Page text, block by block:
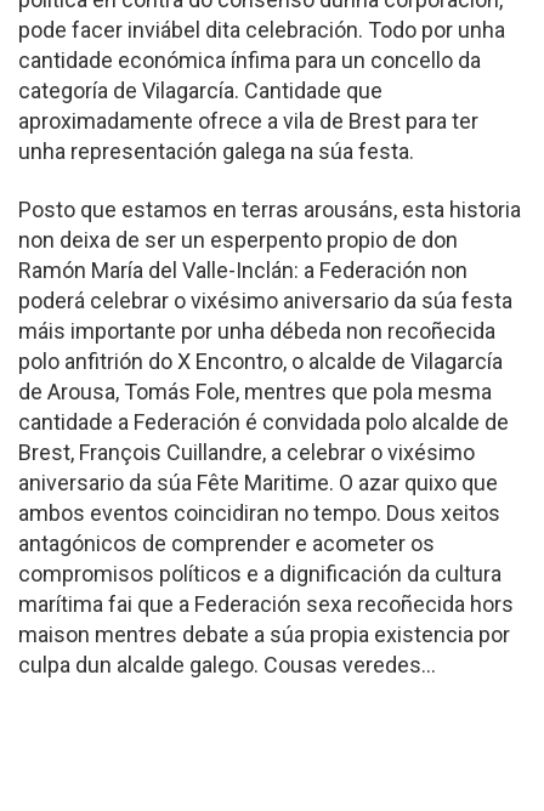
pode facer inviábel dita celebración. Todo por unha
cantidade económica ínfima para un concello da
categoría de Vilagarcía. Cantidade que
aproximadamente ofrece a vila de Brest para ter
unha representación galega na súa festa.
Posto que estamos en terras arousáns, esta historia
non deixa de ser un esperpento propio de don
Ramón María del Valle-Inclán: a Federación non
poderá celebrar o vixésimo aniversario da súa festa
máis importante por unha débeda non recoñecida
polo anfitrión do X Encontro, o alcalde de Vilagarcía
de Arousa, Tomás Fole, mentres que pola mesma
cantidade a Federación é convidada polo alcalde de
Brest, François Cuillandre, a celebrar o vixésimo
aniversario da súa Fête Maritime. O azar quixo que
ambos eventos coincidiran no tempo. Dous xeitos
antagónicos de comprender e acometer os
compromisos políticos e a dignificación da cultura
marítima fai que a Federación sexa recoñecida hors
maison mentres debate a súa propia existencia por
culpa dun alcalde galego. Cousas veredes…